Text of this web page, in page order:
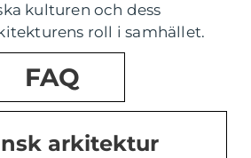
kulturen och dess
roll i samhället.
FAQ
arkitektur